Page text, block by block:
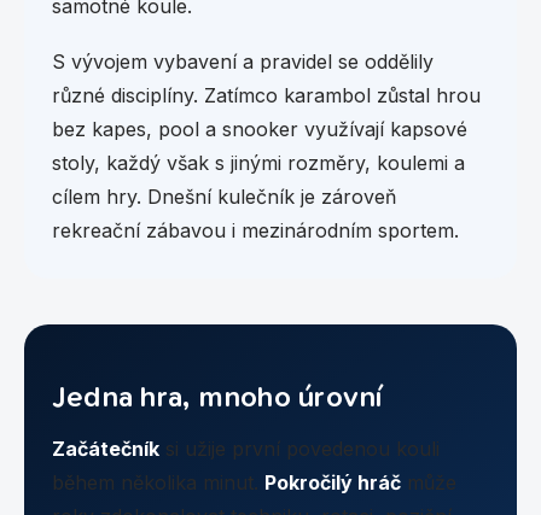
samotné koule.
S vývojem vybavení a pravidel se oddělily
různé disciplíny. Zatímco karambol zůstal hrou
bez kapes, pool a snooker využívají kapsové
stoly, každý však s jinými rozměry, koulemi a
cílem hry. Dnešní kulečník je zároveň
rekreační zábavou i mezinárodním sportem.
Jedna hra, mnoho úrovní
Začátečník si užije první povedenou kouli
během několika minut. Pokročilý hráč může